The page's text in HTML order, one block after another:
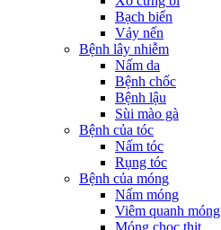
Bạch biến
Vảy nến
Bệnh lây nhiễm
Nấm da
Bệnh chốc
Bệnh lậu
Sùi mào gà
Bệnh của tóc
Nấm tóc
Rụng tóc
Bệnh của móng
Nấm móng
Viêm quanh móng
Móng chọc thịt